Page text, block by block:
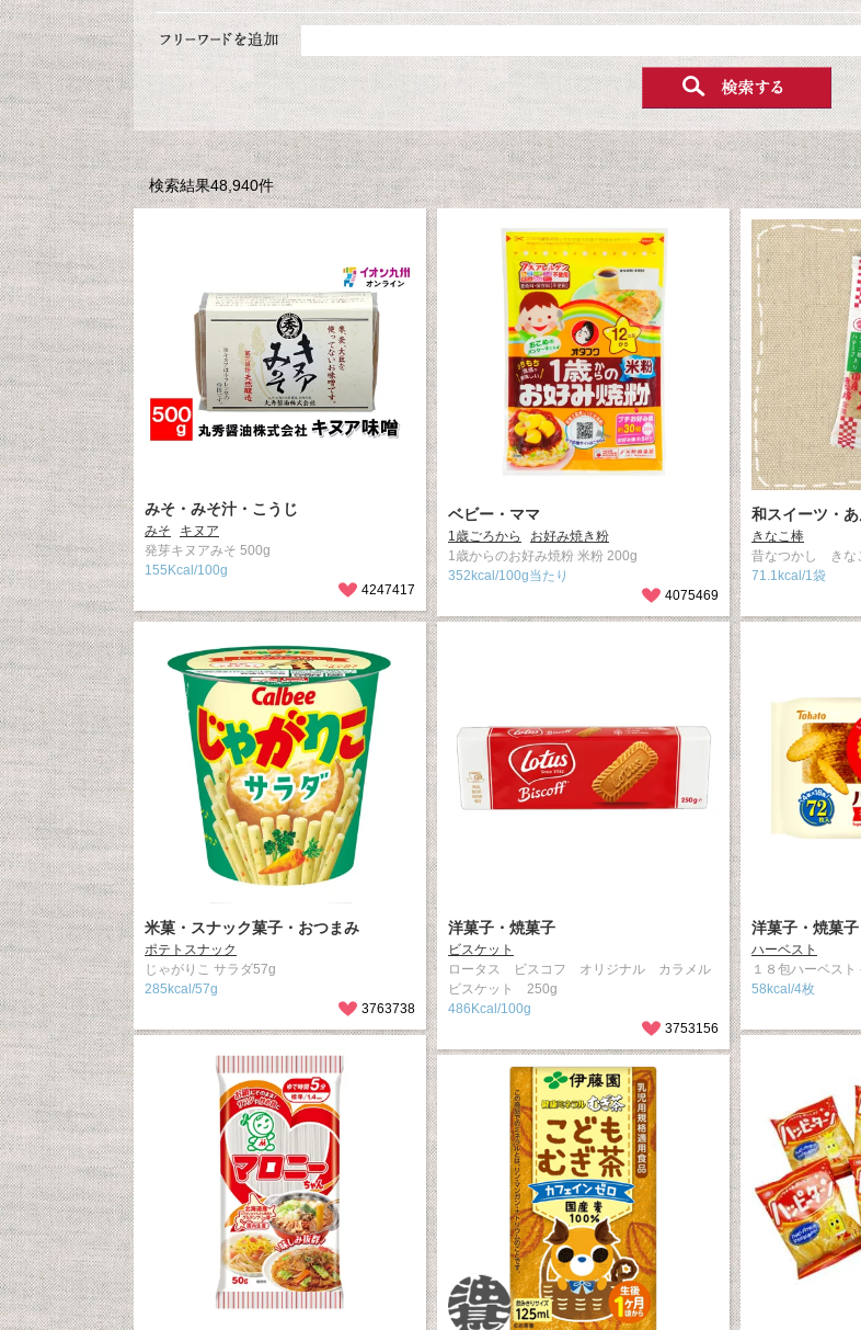
検索結果48,940件
みそ・みそ汁・こうじ
みそ
キヌア
発芽キヌアみそ 500g
155Kcal/100g
4247417
ベビー・ママ
1歳ごろから
お好み焼き粉
1歳からのお好み焼粉 米粉 200g
352kcal/100g当たり
4075469
和スイーツ・
きなこ棒
昔なつかし きな
71.1kcal/1袋
米菓・スナック菓子・おつまみ
ポテトスナック
じゃがりこ サラダ57g
285kcal/57g
3763738
洋菓子・焼菓子
ビスケット
ロータス ビスコフ オリジナル カラメル
ビスケット 250g
486Kcal/100g
3753156
洋菓子・焼菓子
ハーベスト
１８包ハーベスト
58kcal/4枚